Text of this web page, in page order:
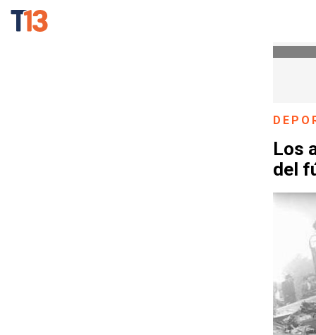
Los
del